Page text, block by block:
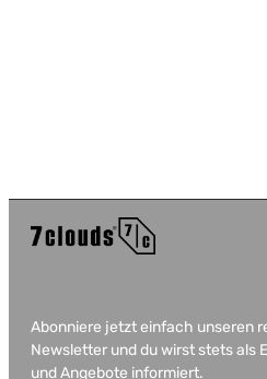
Abonniere jetzt einfach unseren
Newsletter und du wirst stets als
und Angebote informiert.